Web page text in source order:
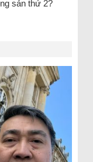
sản thứ 2?